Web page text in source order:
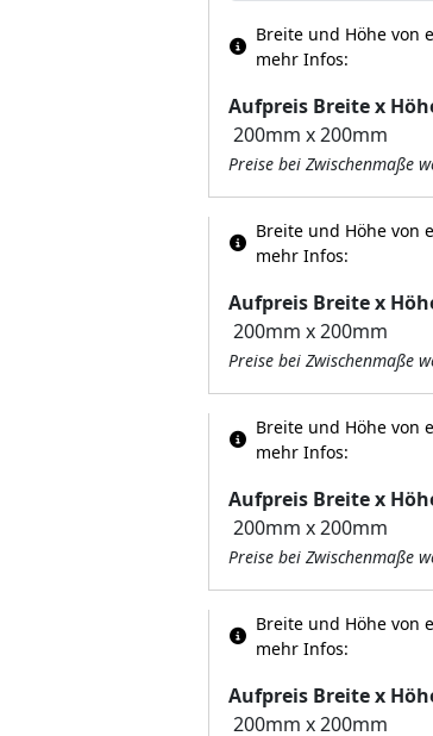
Aufpreis Breite x
Breite und Höhe von
mehr Infos:
Preise bei Zwischenmaße
Aufpreis Breite x
Breite und Höhe von
mehr Infos:
Preise bei Zwischenmaße
Aufpreis Breite x
Breite und Höhe von
mehr Infos:
Preise bei Zwischenmaße
Aufpreis Breite x
Breite und Höhe von
mehr Infos: